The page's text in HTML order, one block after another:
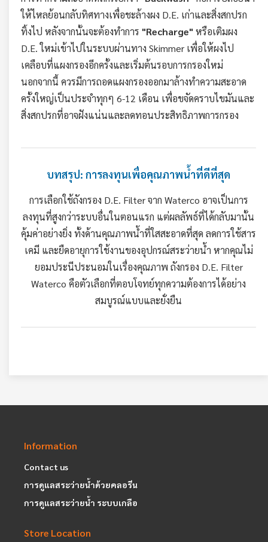
ให้ไหลย้อนกลับทิศทางเพื่อชะล้างผง D.E. เก่าและสิ่งสกปรก
ทิ้งไป หลังจากนั้นจะต้องทำการ "Recharge" หรือเติมผง
D.E. ใหม่เข้าไปในระบบผ่านทาง Skimmer เพื่อให้ผงไป
เคลือบที่แผงกรองอีกครั้งและเริ่มต้นรอบการกรองใหม่
นอกจากนี้ ควรมีการถอดแผงกรองออกมาล้างทำความสะอาด
ครั้งใหญ่เป็นประจำทุกๆ 6-12 เดือน เพื่อขจัดคราบไขมันและ
สิ่งสกปรกที่อาจฝังแน่นและลดทอนประสิทธิภาพการกรอง
บทสรุป: การลงทุนเพื่อคุณภาพน้ำที่ดีที่สุด
การเลือกใช้ถังกรอง D.E. Filter จาก Waterco อาจเป็นการ
ลงทุนที่สูงกว่าระบบอื่นในตอนแรก แต่ผลลัพธ์ที่ได้กลับมานั้น
คุ้มค่าอย่างยิ่ง ทั้งด้านคุณภาพน้ำที่ใสสะอาดที่สุด ลดการใช้สาร
เคมี และยืดอายุการใช้งานของอุปกรณ์สระว่ายน้ำ หากคุณไม่
ยอมประนีประนอมในเรื่องคุณภาพ ถังกรอง D.E. Filter
Waterco คือตัวเลือกที่ตอบโจทย์ทุกความต้องการได้อย่าง
สมบูรณ์แบบและยั่งยืน
Information
Contact us
การดูแลสระว่ายน้ำด้วยคลอรีน
การดูแลสระว่ายน้ำ ระบบเกลือ
Store Location